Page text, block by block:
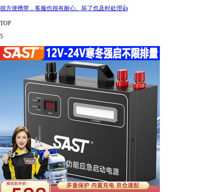
很方便携带，客服也很有耐心。坏了也及时处理👍
TOP
5